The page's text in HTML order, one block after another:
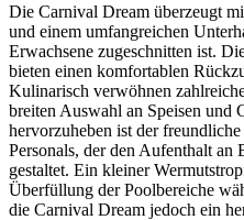
Die Carnival Dream überzeugt
und einem umfangreichen
Erwachsene zugeschnitten ist.
bieten einen komfortablen
Kulinarisch verwöhnen
breiten Auswahl an Speisen und
hervorzuheben ist der
Personals, der den Aufenthalt an
gestaltet. Ein kleiner
Überfüllung der Poolbereiche
die Carnival Dream jedoch ein